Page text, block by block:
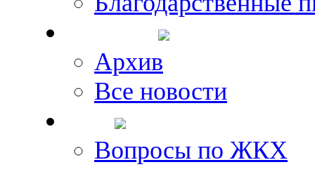
Архив
Все новости
Вопросы по ЖКХ